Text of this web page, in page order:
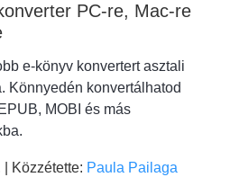
PC-re, Mac-re
e-könyv konvertert asztali
Könnyedén konvertálhatod
MOBI és más
| Közzétette: Paula Pailaga